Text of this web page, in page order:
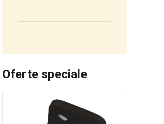
Oferte speciale